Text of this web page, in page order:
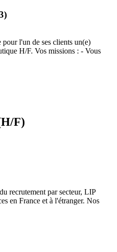
l'un de ses clients un(e)
H/F. Vos missions : - Vous
F)
recrutement par secteur, LIP
en France et à l'étranger. Nos